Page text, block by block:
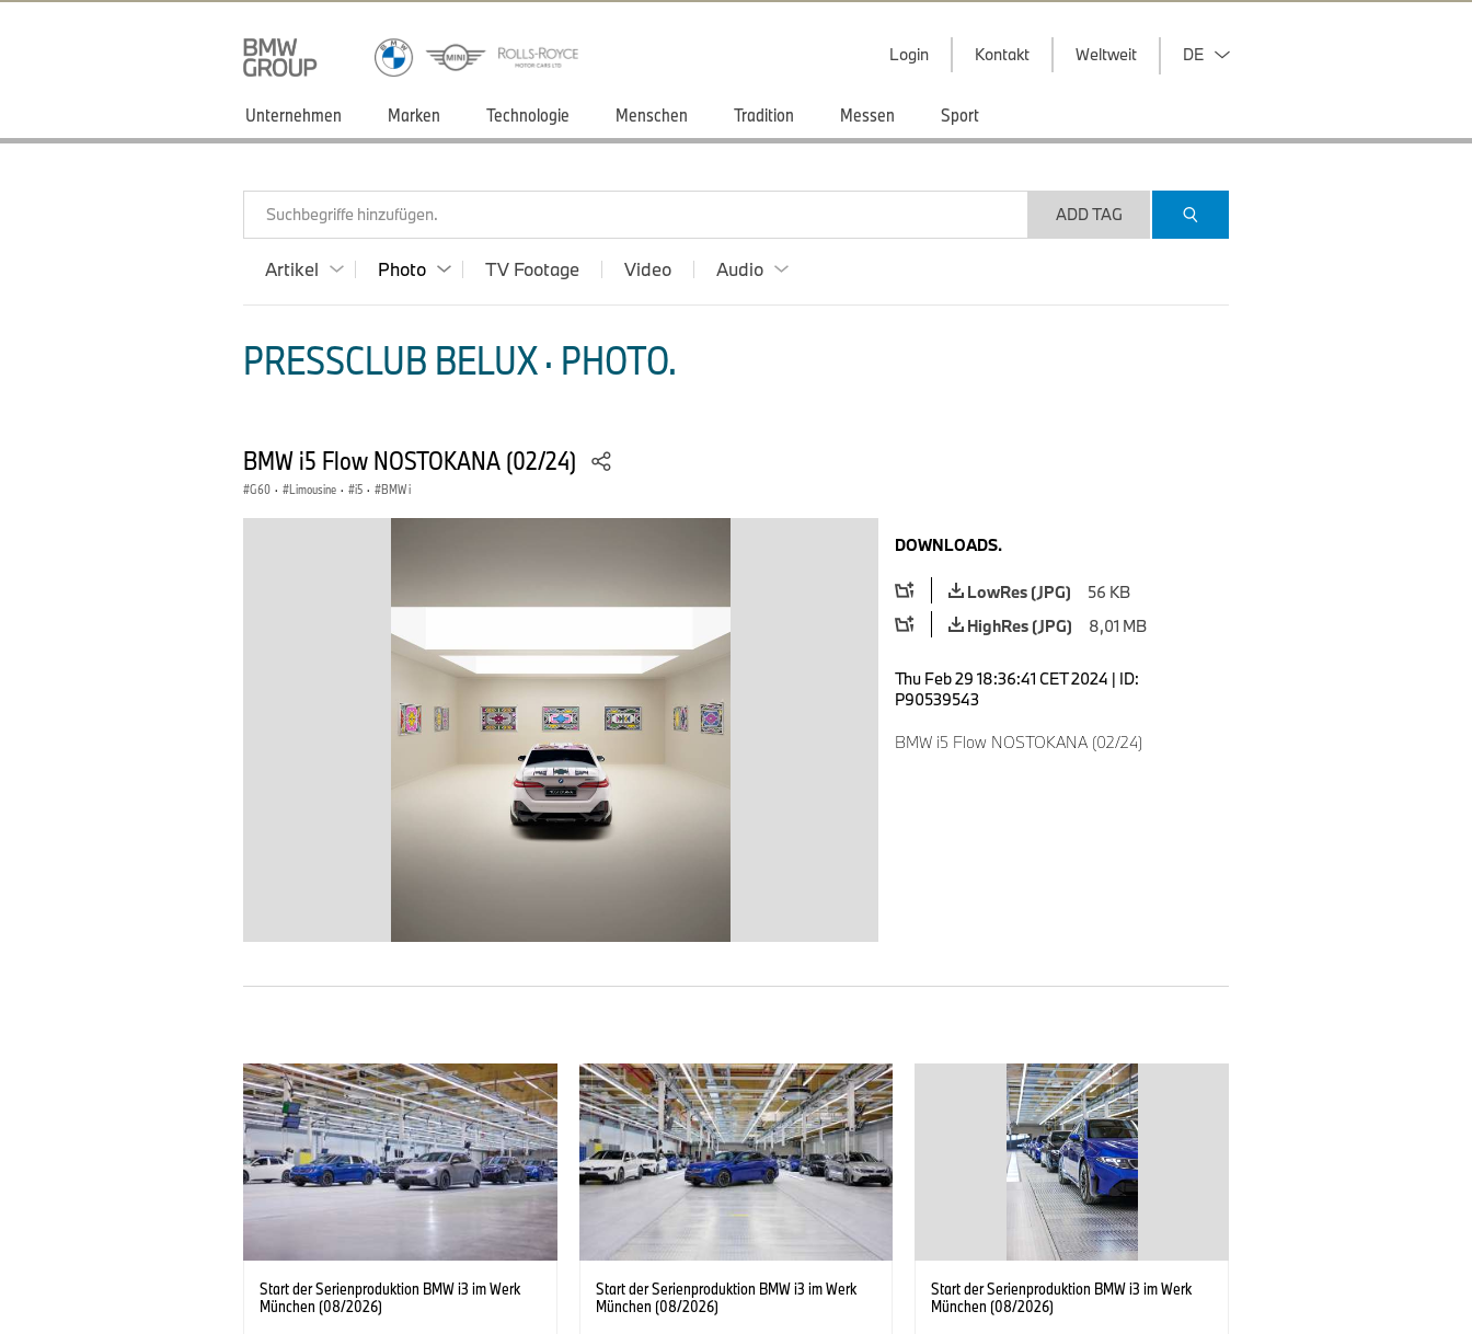
Login Kontakt Weltweit DE
Unternehmen Marken Technologie Menschen Tradition Messen Sport
Suchbegriffe hinzufügen. ADD TAG
Artikel Photo TV Footage Video Audio
PRESSCLUB BELUX · PHOTO.
BMW i5 Flow NOSTOKANA (02/24)
G60 · Limousine · i5 · BMW i
DOWNLOADS.
LowRes (JPG)
56 KB
HighRes (JPG)
8,01 MB
Thu Feb 29 18:36:41 CET 2024 | ID:
P90539543
BMW i5 Flow NOSTOKANA (02/24)
Start der Serienproduktion BMW i3 im Werk
München (08/2026)
Start der Serienproduktion BMW i3 im Werk
München (08/2026)
Start der Serienproduktion BMW i3 im Werk
München (08/2026)